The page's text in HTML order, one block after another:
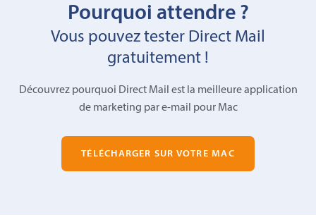
Pourquoi attendre ?
Vous pouvez tester Direct Mail
gratuitement !
Découvrez pourquoi Direct Mail est la meilleure application
de marketing par e-mail pour Mac
TÉLÉCHARGER SUR VOTRE MAC